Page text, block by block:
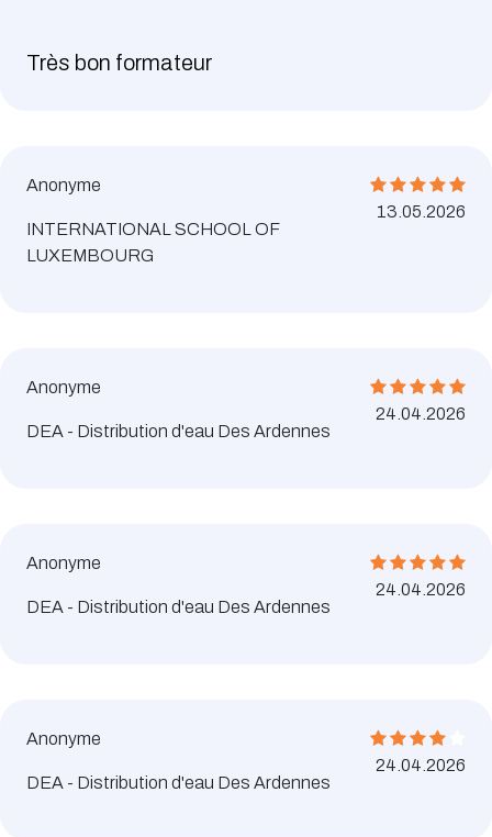
Très bon formateur
Anonyme
INTERNATIONAL SCHOOL OF
LUXEMBOURG
13.05.2026
Anonyme
DEA - Distribution d'eau Des Ardennes
24.04.2026
Anonyme
DEA - Distribution d'eau Des Ardennes
24.04.2026
Anonyme
DEA - Distribution d'eau Des Ardennes
24.04.2026